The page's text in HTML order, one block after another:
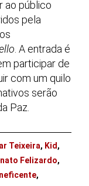
ao público
pela
. A entrada é
participar de
com um quilo
serão
Paz.
Teixeira, Kid,
Felizardo,
,